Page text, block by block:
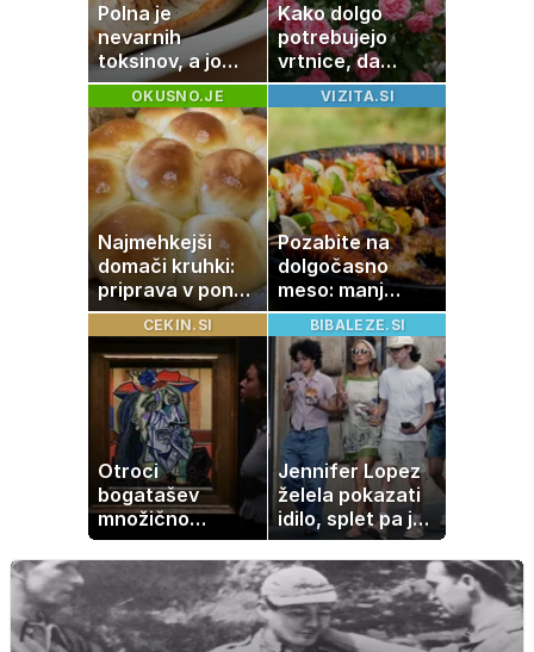
Polna je
nevarnih
toksinov, a jo
imamo vsi radi:
to je najbolj
nezdrava riba, ki
jo mnogi redno
uživajo
Kako dolgo
potrebujejo
vrtnice, da
zrastejo? Vse o
rasti, cvetenju in
negi vrtnic
OKUSNO.JE
Najmehkejši
domači kruhki:
priprava v ponvi
je trik za popoln
rezultat
VIZITA.SI
Pozabite na
dolgočasno
meso: manj
maščobe, več
svežine
CEKIN.SI
Otroci
bogatašev
množično
prodajajo
družinske
zbirke: raje imajo
denar kot
umetnine
BIBALEZE.SI
Jennifer Lopez
želela pokazati
idilo, splet pa je
razburila ena
stvar